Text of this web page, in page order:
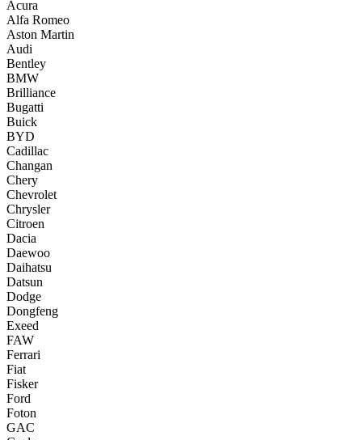
Acura
Alfa Romeo
Aston Martin
Audi
Bentley
BMW
Brilliance
Bugatti
Buick
BYD
Cadillac
Changan
Chery
Chevrolet
Chrysler
Citroen
Dacia
Daewoo
Daihatsu
Datsun
Dodge
Dongfeng
Exeed
FAW
Ferrari
Fiat
Fisker
Ford
Foton
GAC